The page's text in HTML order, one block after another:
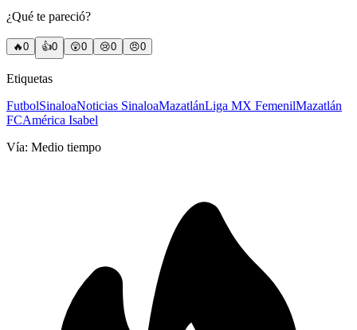
¿Qué te pareció?
🔥0 👍0 😲0 😢0 😠0
Etiquetas
FutbolSinaloaNoticias SinaloaMazatlánLiga MX FemenilMazatlán
FCAmérica Isabel
Vía: Medio tiempo